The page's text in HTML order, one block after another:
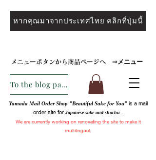
หากคุณมาจากประเทศไทย คลิกที่ปุ่มนี้
メニューボタンから商品ページへ ⇒ メニュー
To the blog page
Yamada Mail Order Shop "Beautiful Sake for You"is a mail
order site for Japanese sake and shochu
We are currentlyworking on renovating the site to make it
multilingual.